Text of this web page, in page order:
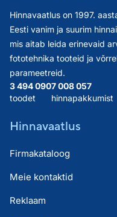
Hinnavaatlus on 1997.
Eesti vanim ja suurim
mis aitab leida erinevaid
fototehnika tooteid ja
parameetreid.
3 494 090
toodet
7 008 057
hinnapakkumist
Hinnavaatlus
Firmakataloog
Meie kontaktid
Reklaam